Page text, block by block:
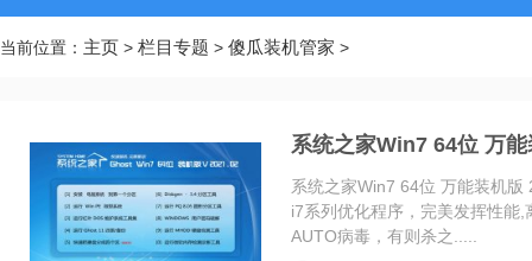
当前位置： 主页 > 栏目专题 > 傻瓜装机管家 >
系统之家Win7 64位 万
系统之家Win7 64位 万能装机
i7系列优化程序，完美发挥性能
AUTO病毒，有则杀之.....